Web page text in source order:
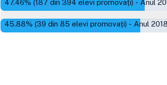
47.46% (187 din 394 elevi promovați) - Anul
45.88% (39 din 85 elevi promovați) - Anul 2018